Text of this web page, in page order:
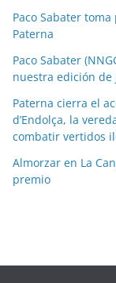
r
m
s
Paco Sabater
Paterna
Paco Sabater
nuestra edición de
Paterna cierra el
d’Endolça, la
combatir vertidos
Almorzar en La
premio